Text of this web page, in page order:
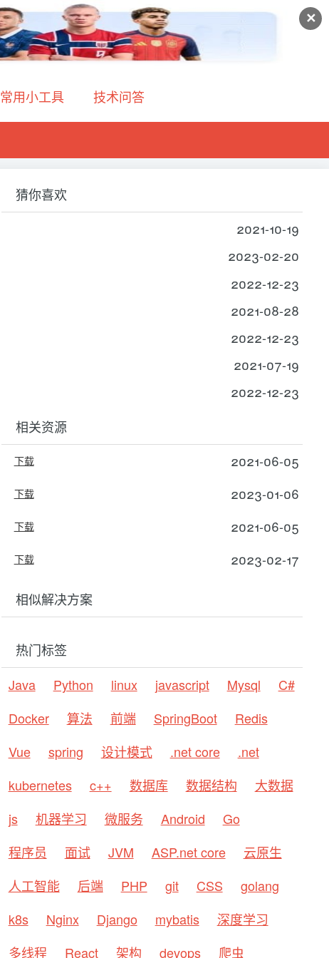
✕
常用小工具 技术问答
猜你喜欢
2021-10-19
2023-02-20
2022-12-23
2021-08-28
2022-12-23
2021-07-19
2022-12-23
相关资源
下载 2021-06-05
下载 2023-01-06
下载 2021-06-05
下载 2023-02-17
相似解决方案
热门标签
Java
Python linux javascript Mysql
C#
Docker
算法 前端 SpringBoot
Redis
Vue
spring 设计模式 .net core
.net
kubernetes
c++ 数据库 数据结构
大数据
js
机器学习 微服务 Android
Go
程序员
面试 JVM ASP.net core
云原生
人工智能
后端 PHP git CSS
golang
k8s
Nginx Django mybatis
深度学习
多线程
React 架构 devops 爬虫